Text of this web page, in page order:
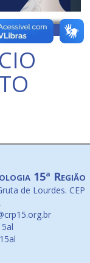
15ª Região
de Lourdes. CEP